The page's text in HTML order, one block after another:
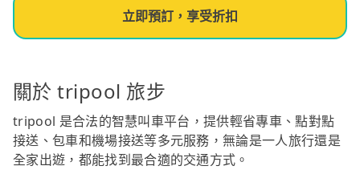
立即預訂，享受折扣
關於 tripool 旅步
tripool 是合法的智慧叫車平台，提供輕省專車、點對點
接送、包車和機場接送等多元服務，無論是一人旅行還是
全家出遊，都能找到最合適的交通方式。